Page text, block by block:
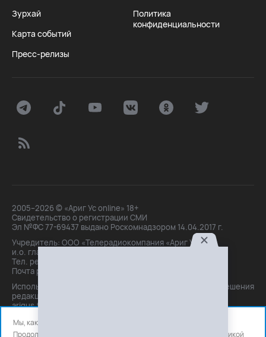
Зурхай
Карта событий
Пресс-релизы
Политика
конфиденциальности
2005–2026 © «Ариг Ус online» 18+
Свидетельство о регистрации СМИ
Эл №ФС 77-69437 выдано Роскомнадзором 14.04.2017 г.
Учредитель: ООО «Телерадиокомпания «Ариг Ус»,
и.о. главного редактора: Маханова О.Б.
Тел. peдakции: +7(3012)21-30-14,
Почта peдakции: editor@arigus.tv
Использование материалов только с письменного разрешения
редакции. При цитировании прямая активная ссылка на
arigus.tv обязательна.
Мы, как и все используем файлы cookie и сервисы аналитики.
Продолжая использовать сайт, вы соглашаетесь с нашей
политикой